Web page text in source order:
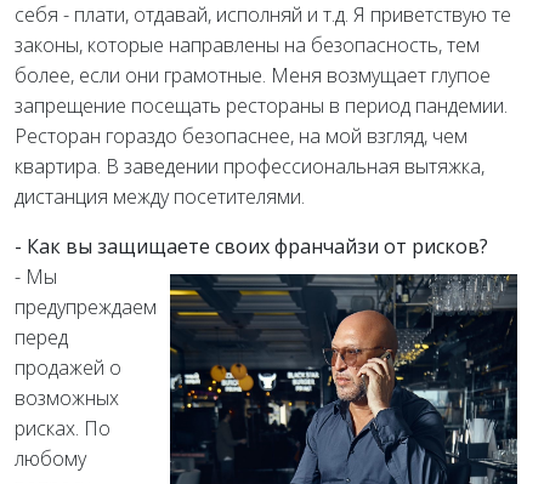
себя - плати, отдавай, исполняй и т.д. Я приветствую те
законы, которые направлены на безопасность, тем
более, если они грамотные. Меня возмущает глупое
запрещение посещать рестораны в период пандемии.
Ресторан гораздо безопаснее, на мой взгляд, чем
квартира. В заведении профессиональная вытяжка,
дистанция между посетителями.
- Как вы защищаете своих франчайзи от рисков?
- Мы
предупреждаем
перед
продажей о
возможных
рисках.​ По
любому